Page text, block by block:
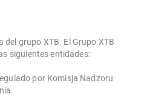
grupo XTB. El Grupo XTB
siguientes entidades:
por Komisja Nadzoru